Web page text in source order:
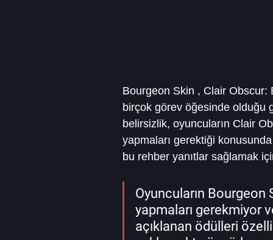
Bourgeon Skin , Clair
birçok görev öğesinde olduğu
belirsizlik, oyuncuların Clair
yapmaları gerektiği
bu rehber yanıtlar sağlamak
Oyuncuların
yapmaları gerekmiyor
açıklanan ödülleri